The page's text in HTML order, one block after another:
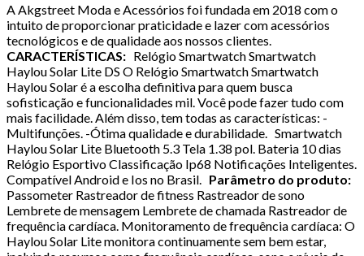
A Akgstreet Moda e Acessórios foi fundada em 2018 com o
intuito de proporcionar praticidade e lazer com acessórios
tecnológicos e de qualidade aos nossos clientes.
CARACTERÍSTICAS: Relógio Smartwatch Smartwatch
Haylou Solar Lite DS O Relógio Smartwatch Smartwatch
Haylou Solar é a escolha definitiva para quem busca
sofisticação e funcionalidades mil. Você pode fazer tudo com
mais facilidade. Além disso, tem todas as características: -
Multifunções. -Ótima qualidade e durabilidade. Smartwatch
Haylou Solar Lite Bluetooth 5.3 Tela 1.38 pol. Bateria 10 dias
Relógio Esportivo Classificação Ip68 Notificações Inteligentes.
Compatível Android e Ios no Brasil. Parâmetro do produto:
Passometer Rastreador de fitness Rastreador de sono
Lembrete de mensagem Lembrete de chamada Rastreador de
frequência cardíaca. Monitoramento de frequência cardíaca: O
Haylou Solar Lite monitora continuamente sem bem estar,